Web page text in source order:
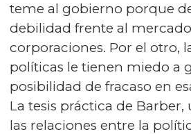
teme al gobierno porque
debilidad frente al
corporaciones. Por el otro,
políticas le tienen miedo a
posibilidad de fracaso en
La tesis práctica de Barber,
las relaciones entre la